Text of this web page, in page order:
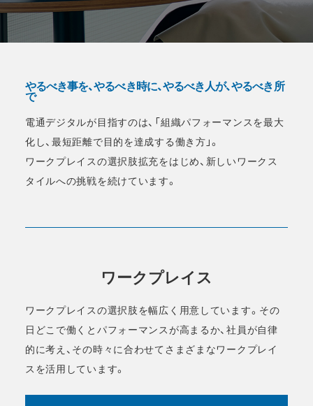
やるべき事を、やるべき時に、やるべき人が、やるべき所
で
電通デジタルが目指すのは、「組織パフォーマンスを最大
化し、最短距離で目的を達成する働き方」。
ワークプレイスの選択肢拡充をはじめ、新しいワークス
タイルへの挑戦を続けています。​
ワークプレイス
ワークプレイスの選択肢を幅広く用意しています。その
日どこで働くとパフォーマンスが高まるか、社員が自律
的に考え、その時々に合わせてさまざまなワークプレイ
スを活用しています。